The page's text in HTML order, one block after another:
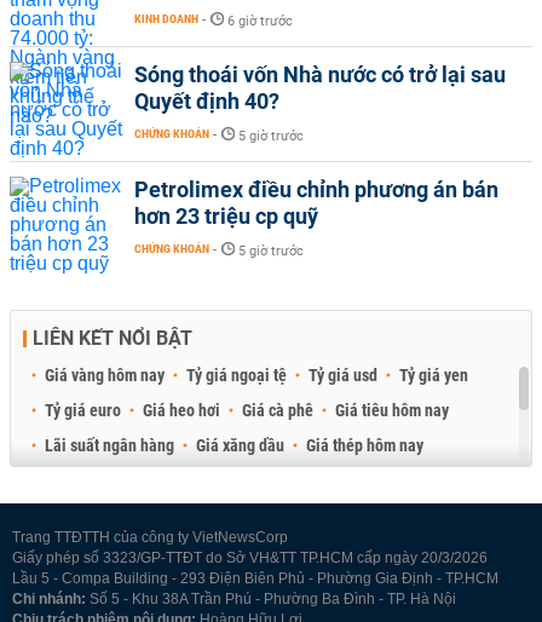
KINH DOANH - 6 giờ trước
Sóng thoái vốn Nhà nước có trở lại sau
Quyết định 40?
CHỨNG KHOÁN - 5 giờ trước
Petrolimex điều chỉnh phương án bán
hơn 23 triệu cp quỹ
CHỨNG KHOÁN - 5 giờ trước
LIÊN KẾT NỔI BẬT
Giá vàng hôm nay Tỷ giá ngoại tệ Tỷ giá usd
Tỷ giá yen
Tỷ giá euro
Giá heo hơi Giá cà phê
Giá tiêu hôm nay
Lãi suất ngân hàng
Giá xăng dầu
Giá thép hôm nay
Trang TTĐTTH của công ty VietNewsCorp
Giấy phép số 3323/GP-TTĐT do Sở VH&TT TP.HCM cấp ngày 20/3/2026
Lầu 5 - Compa Building - 293 Điện Biên Phủ - Phường Gia Định - TP.HCM
Chi nhánh: Số 5 - Khu 38A Trần Phú - Phường Ba Đình - TP. Hà Nội